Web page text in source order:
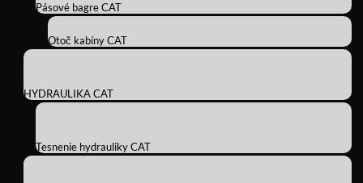
Pásové bagre CAT
Otoč kabíny CAT
HYDRAULIKA CAT
Tesnenie hydrauliky CAT